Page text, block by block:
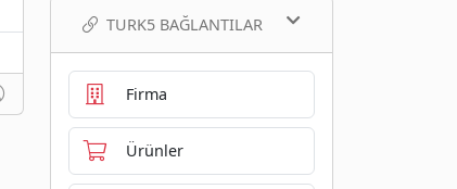
TURK5 BAĞLANTILAR
Firma
Ürünler